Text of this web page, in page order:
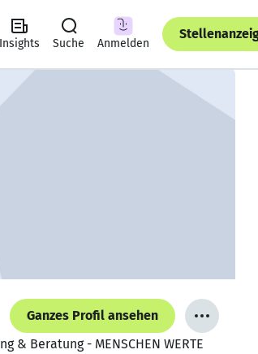
Insights Suche Anmelden
Ganzes Profil ansehen
& Beratung - MENSCHEN WERTE